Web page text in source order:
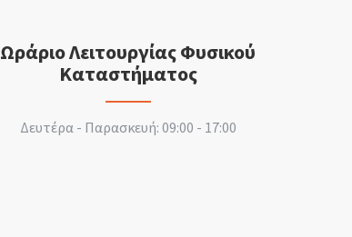
Ωράριο Λειτουργίας Φυσικού
Καταστήματος
Δευτέρα - Παρασκευή: 09:00 - 17:00